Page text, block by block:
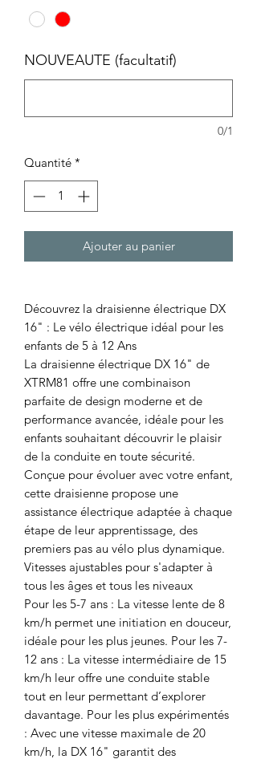
NOUVEAUTE (facultatif)
0/1
Quantité *
Ajouter au panier
Découvrez la draisienne électrique DX
16" : Le vélo électrique idéal pour les
enfants de 5 à 12 Ans
La draisienne électrique DX 16" de
XTRM81 offre une combinaison
parfaite de design moderne et de
performance avancée, idéale pour les
enfants souhaitant découvrir le plaisir
de la conduite en toute sécurité.
Conçue pour évoluer avec votre enfant,
cette draisienne propose une
assistance électrique adaptée à chaque
étape de leur apprentissage, des
premiers pas au vélo plus dynamique.
Vitesses ajustables pour s'adapter à
tous les âges et tous les niveaux
Pour les 5-7 ans : La vitesse lente de 8
km/h permet une initiation en douceur,
idéale pour les plus jeunes. Pour les 7-
12 ans : La vitesse intermédiaire de 15
km/h leur offre une conduite stable
tout en leur permettant d’explorer
davantage. Pour les plus expérimentés
: Avec une vitesse maximale de 20
km/h, la DX 16" garantit des